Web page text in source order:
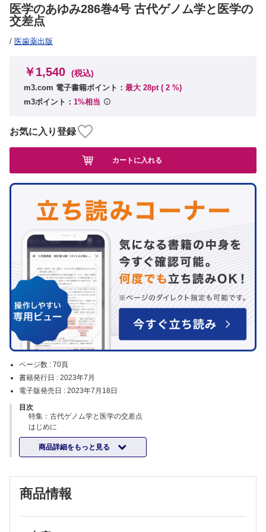
医学のあゆみ286巻4号 古代ゲノム学と医学の
交差点
/ 医歯薬出版
ページ数 : 70頁
書籍発行日 : 2023年7月
電子版発売日 : 2023年7月18日
目次
特集：古代ゲノム学と医学の交差点
はじめに
瀬口典子
古代ゲノム学と進化医学
太田博樹
古代から現代へと受け継がれてきた生活習慣病遺伝子
中山一大・夏 添
商品詳細をもっと見る
￥1,540 (税込)
m3.com 電子書籍ポイント： 最大 28pt ( 2 %)
m3ポイント： 1%相当
お気に入り登録
カートに入れる
商品情報